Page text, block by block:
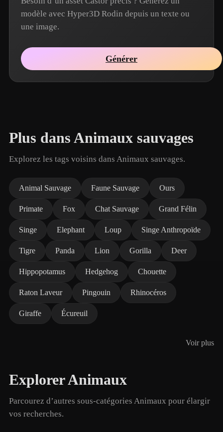
modèle avec Hyper3D Rodin depuis un texte ou
une image.
Générer
Plus dans Animaux sauvages
Explorez les tags voisins dans Animaux sauvages.
Animal Sauvage Faune Sauvage Ours
Primate Fox Chat Sauvage Grand Félin
Singe Elephant Loup Singe Anthropoïde
Tigre Panda Lion Gorilla Deer
Hippopotamus Hedgehog Chouette
Raton Laveur Pingouin Rhinocéros
Giraffe Écureuil
Voir plus
Explorer Animaux
Parcourez d’autres sous-catégories Animaux pour élargir
vos recherches.